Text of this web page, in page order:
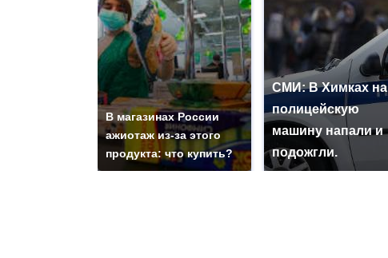
В магазинах России
ажиотаж из-за этого
продукта: что купить?
СМИ: В Химках на
полицейскую
машину напали и
подожгли.